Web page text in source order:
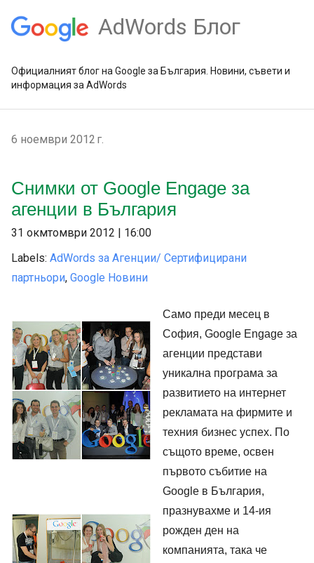
AdWords Блог
Официалният блог на Google за България. Новини, съвети и
информация за AdWords
6 ноември 2012 г.
Снимки от Google Engage за
агенции в България
31 окмтомври 2012 | 16:00
Labels: AdWords за Агенции/ Сертифицирани
партньори, Google Новини
Само преди месец в
София, Google Engage за
агенции представи
уникална програма за
развитието на интернет
рекламата на фирмите и
техния бизнес успех. По
същото време, освен
първото събитие на
Google в България,
празнувахме и 14-ия
рожден ден на